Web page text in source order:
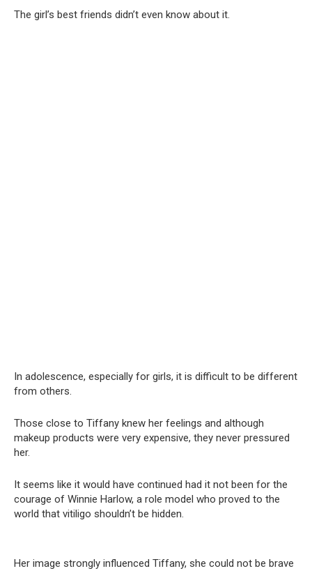
The girl’s best friends didn’t even know about it.
In adolescence, especially for girls, it is difficult to be different
from others.
Those close to Tiffany knew her feelings and although
makeup products were very expensive, they never pressured
her.
It seems like it would have continued had it not been for the
courage of Winnie Harlow, a role model who proved to the
world that vitiligo shouldn’t be hidden.
Her image strongly influenced Tiffany, she could not be brave